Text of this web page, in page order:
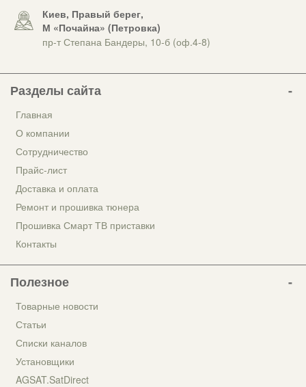
Киев, Правый берег,
М «Почайна» (Петровка)
пр-т Степана Бандеры, 10-б (оф.4-8)
Разделы сайта
Главная
О компании
Сотрудничество
Прайс-лист
Доставка и оплата
Ремонт и прошивка тюнера
Прошивка Смарт ТВ приставки
Контакты
Полезное
Товарные новости
Статьи
Списки каналов
Установщики
AGSAT.SatDirect